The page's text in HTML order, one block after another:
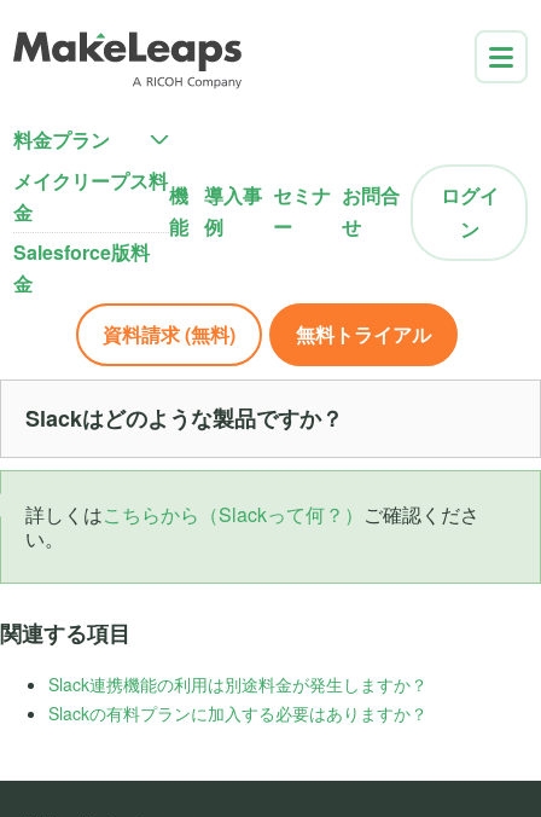
料金プラン
メイクリープス料
金
Salesforce版料
金
機
能
導入事
例
セミナ
ー
お問合
せ
ログイ
ン
資料請求 (無料) 無料トライアル
Slackはどのような製品ですか？
詳しくはこちらから（Slackって何？） ご確認くださ
い。
関連する項目
Slack連携機能の利用は別途料金が発生しますか？
Slackの有料プランに加入する必要はありますか？